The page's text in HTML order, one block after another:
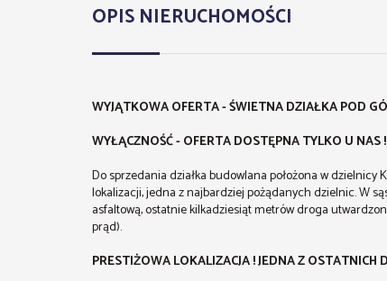
OPIS NIERUCHOMOŚCI
WYJĄTKOWA OFERTA - ŚWIETNA DZIAŁKA POD
WYŁĄCZNOŚĆ - OFERTA DOSTĘPNA TYLKO U NAS
Do sprzedania działka budowlana położona w dzielnicy
lokalizacji, jedna z najbardziej pożądanych dzielnic. W
asfaltową, ostatnie kilkadziesiąt metrów droga
prąd).
PRESTIŻOWA LOKALIZACJA ! JEDNA Z OSTATNICH